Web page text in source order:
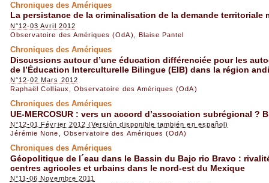
Chroniques des Amériques
La persistance de la criminalisation de la demande territoriale
N°12-03 Avril 2012
Observatoire des Amériques (OdA)
Blaise Pantel
Chroniques des Amériques
Discussions autour d’une éducation différenciée pour les
de l’Éducation Interculturelle Bilingue (EIB) dans la région
N°12-02 Mars 2012
Raphaël Colliaux
Observatoire des Amériques (OdA)
Chroniques des Amériques
UE-MERCOSUR : vers un accord d’association subrégional ?
N°12-01 Février 2012 (Versión disponible también en español)
Jérémie None
Observatoire des Amériques (OdA)
Chroniques des Amériques
Géopolitique de l´eau dans le Bassin du Bajo rio Bravo :
centres agricoles et urbains dans le nord-est du Mexique
N°11-06 Novembre 2011